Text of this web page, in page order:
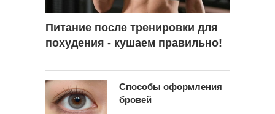
Питание после тренировки для
похудения - кушаем правильно!
Способы оформления
бровей